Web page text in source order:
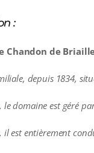
:
Chandon de
depuis 1834,
le domaineest géré
il est entièrement